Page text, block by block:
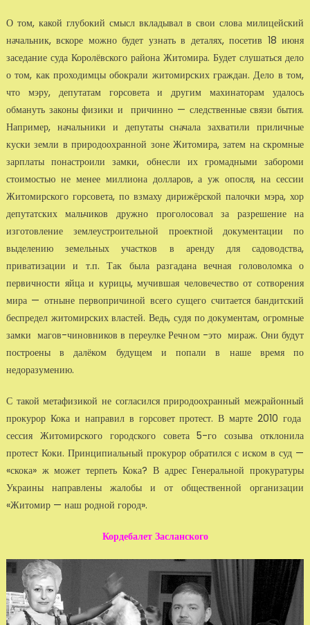
О том, какой глубокий смысл вкладывал в свои слова милицейский
начальник, вскоре можно будет узнать в деталях, посетив 18 июня
заседание суда Королёвского района Житомира. Будет слушаться дело
о том, как проходимцы обокрали житомирских граждан. Дело в том,
что мэру, депутатам горсовета и другим махинаторам удалось
обмануть законы физики и причинно — следственные связи бытия.
Например, начальники и депутаты сначала захватили приличные
куски земли в природоохранной зоне Житомира, затем на скромные
зарплаты понастроили замки, обнесли их громадными забороми
стоимостью не менее миллиона долларов, а уж опосля, на сессии
Житомирского горсовета, по взмаху дирижёрской палочки мэра, хор
депутатских мальчиков дружно проголосовал за разрешение на
изготовление землеустроительной проектной документации по
выделению земельных участков в аренду для садоводства,
приватизации и т.п. Так была разгадана вечная головоломка о
первичности яйца и курицы, мучившая человечество от сотворения
мира — отныне первопричиной всего сущего считается бандитский
беспредел житомирских властей. Ведь, судя по документам, огромные
замки магов-чиновников в переулке Речном -это мираж. Они будут
построены в далёком будущем и попали в наше время по
недоразумению.
С такой метафизикой не согласился природоохранный межрайонный
прокурор Кока и направил в горсовет протест. В марте 2010 года
сессия Житомирского городского совета 5-го созыва отклонила
протест Коки. Принципиальный прокурор обратился с иском в суд —
«скока» ж может терпеть Кока? В адрес Генеральной прокуратуры
Украины направлены жалобы и от общественной организации
«Житомир — наш родной город».
Кордебалет Засланского